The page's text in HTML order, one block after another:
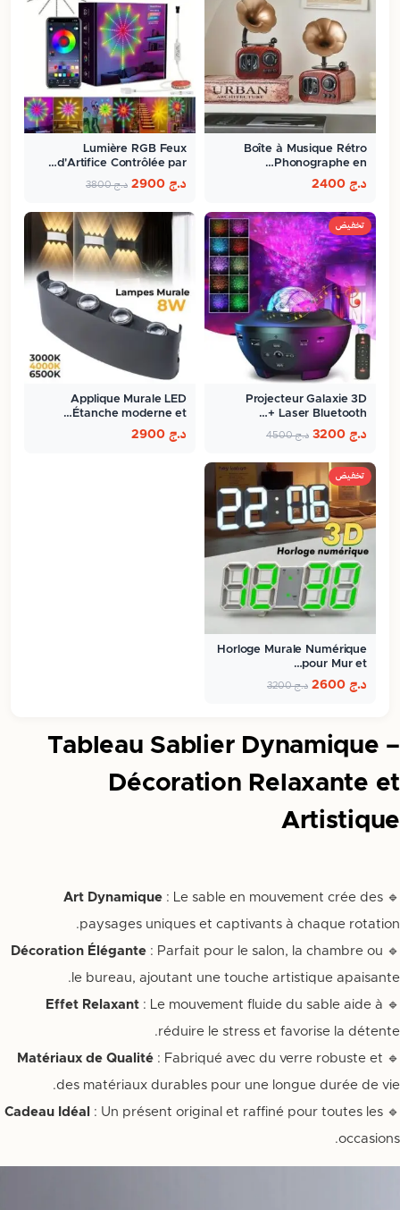
Boîte à Musique Rétro
Phonographe en…
د.ج
Lumière RGB Feux
d'Artifice Contrôlée par…
د.ج د.ج3800
تخفيض
Projecteur Galaxie 3D
Laser Bluetooth +…
د.ج د.ج4500
Applique Murale LED
Étanche moderne et…
د.ج
تخفيض
Horloge Murale Numérique
pour Mur et…
د.ج د.ج3200
Tableau Sablier Dynamique –
Décoration Relaxante et
Artistique
🔹
Art Dynamique : Le sable en mouvement crée des
paysages uniques et captivants à chaque rotation.
🔹
Décoration Élégante : Parfait pour le salon, la chambre ou
le bureau, ajoutant une touche artistique apaisante.
🔹
Effet Relaxant : Le mouvement fluide du sable aide à
réduire le stress et favorise la détente.
🔹
Matériaux de Qualité : Fabriqué avec du verre robuste et
des matériaux durables pour une longue durée de vie.
🔹
Cadeau Idéal
: Un présent original et raffiné pour toutes les
occasions.